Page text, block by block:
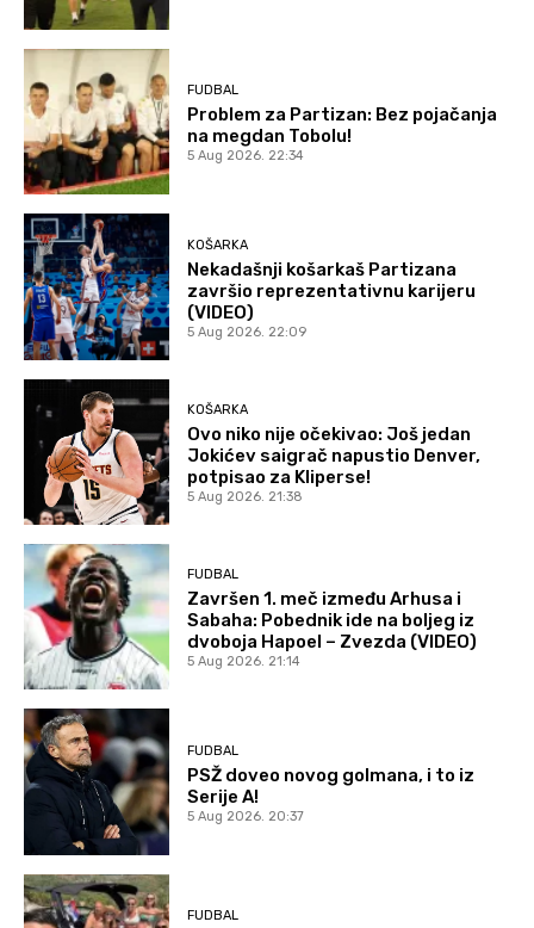
FUDBAL
Problem za Partizan: Bez pojačanja
na megdan Tobolu!
5 Aug 2026. 22:34
KOŠARKA
Nekadašnji košarkaš Partizana
završio reprezentativnu karijeru
(VIDEO)
5 Aug 2026. 22:09
KOŠARKA
Ovo niko nije očekivao: Još jedan
Jokićev saigrač napustio Denver,
potpisao za Kliperse!
5 Aug 2026. 21:38
FUDBAL
Završen 1. meč između Arhusa i
Sabaha: Pobednik ide na boljeg iz
dvoboja Hapoel – Zvezda (VIDEO)
5 Aug 2026. 21:14
FUDBAL
PSŽ doveo novog golmana, i to iz
Serije A!
5 Aug 2026. 20:37
FUDBAL